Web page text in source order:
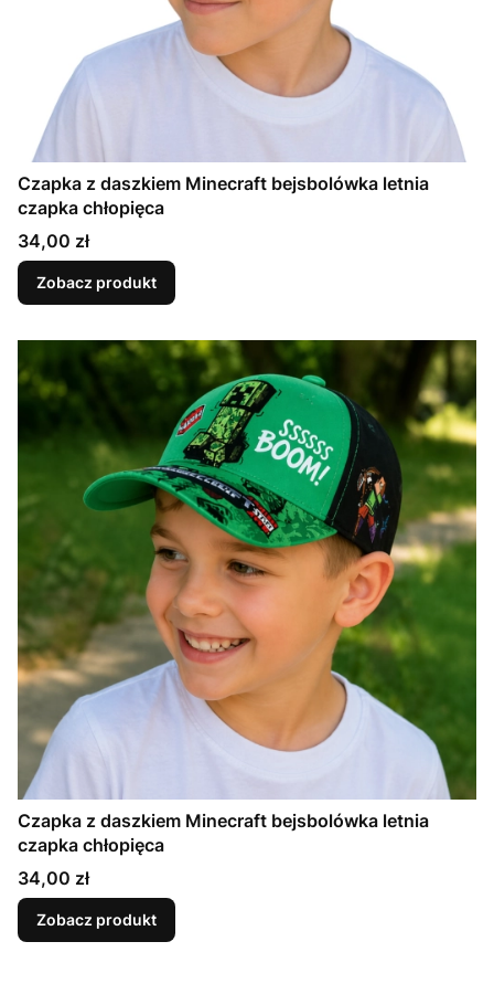
Czapka z daszkiem Minecraft bejsbolówka letnia
czapka chłopięca
Cena
34,00 zł
Zobacz produkt
Czapka z daszkiem Minecraft bejsbolówka letnia
czapka chłopięca
Cena
34,00 zł
Zobacz produkt